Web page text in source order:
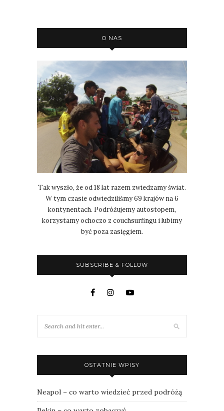
O NAS
Tak wyszło, że od 18 lat razem zwiedzamy świat.
W tym czasie odwiedziliśmy 69 krajów na 6
kontynentach. Podróżujemy autostopem,
korzystamy ochoczo z couchsurfingu i lubimy
być poza zasięgiem.
SUBSCRIBE & FOLLOW
OSTATNIE WPISY
Neapol – co warto wiedzieć przed podróżą